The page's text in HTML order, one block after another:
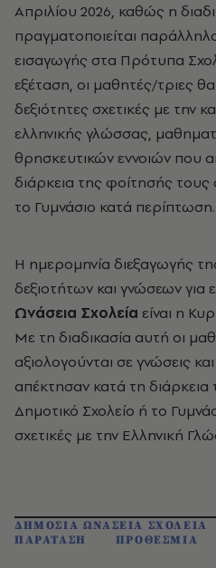
Απριλίου 2026, καθώς η
πραγματοποιείται
εισαγωγής στα Πρότυπα
εξέταση, οι μαθητές/τριες
δεξιότητες σχετικές με την
ελληνικής γλώσσας,
θρησκευτικών εννοιών που
διάρκεια της φοίτησής τους
το Γυμνάσιο κατά περίπτωση.
Η ημερομηνία διεξαγωγής
δεξιοτήτων και γνώσεων για
Ωνάσεια Σχολεία είναι η
Με τη διαδικασία αυτή οι
αξιολογούνται σε γνώσεις
απέκτησαν κατά τη
Δημοτικό Σχολείο ή το
σχετικές με την Ελληνική
ΔΗΜΟΣΙΑ ΩΝΑΣΕΙΑ ΣΧΟΛΕΙΑ
ΠΑΡΑΤΑΣΗ
ΠΡΟΘΕΣΜΙΑ